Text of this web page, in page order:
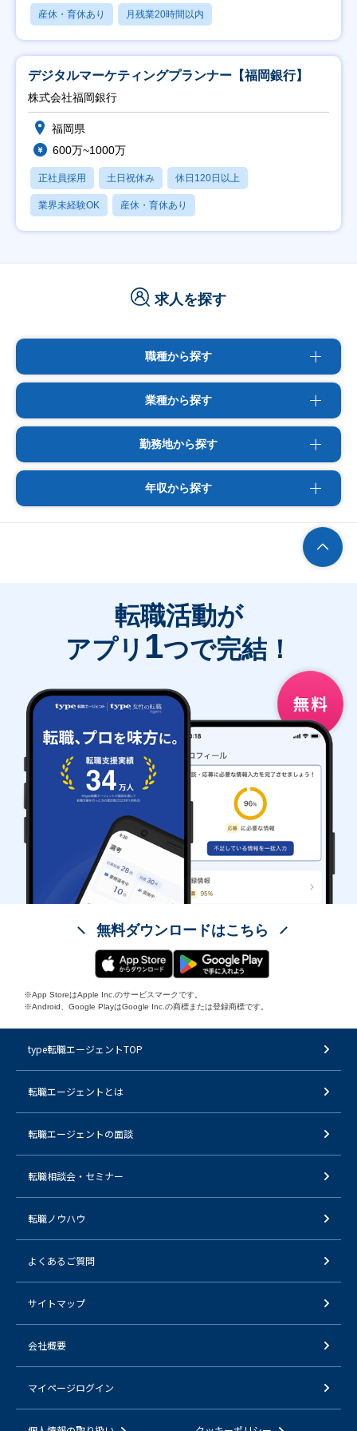
産休・育休あり 月残業20時間以内
デジタルマーケティングプランナー【福岡銀行】
株式会社福岡銀行
福岡県
600万~1000万
正社員採用 土日祝休み 休日120日以上
業界未経験OK 産休・育休あり
求人を探す
職種から探す
業種から探す
勤務地から探す
年収から探す
転職活動が
アプリ 1つで完結！
無料ダウンロードはこちら
※App StoreはApple Inc.のサービスマークです。
※Android、Google PlayはGoogle Inc.の商標または登録商標です。
type転職エージェントTOP
転職エージェントとは
転職エージェントの面談
転職相談会・セミナー
転職ノウハウ
よくあるご質問
サイトマップ
会社概要
マイページログイン